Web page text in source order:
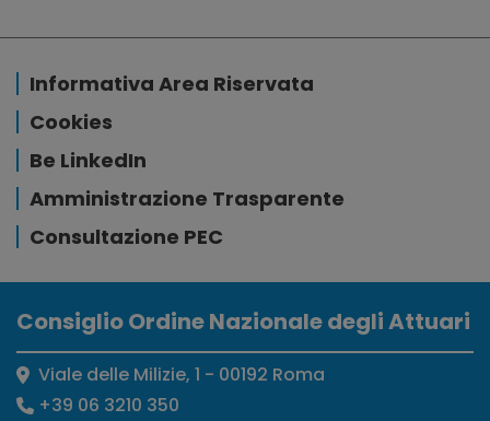
Informativa Area Riservata
Cookies
Be LinkedIn
Amministrazione Trasparente
Consultazione PEC
Consiglio Ordine Nazionale degli Attuari
Viale delle Milizie, 1 - 00192 Roma
+39 06 3210 350